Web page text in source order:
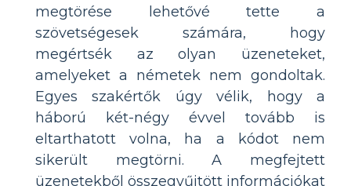
megtörése lehetővé tette a
szövetségesek számára, hogy
megértsék az olyan üzeneteket,
amelyeket a németek nem gondoltak.
Egyes szakértők úgy vélik, hogy a
háború két-négy évvel tovább is
eltarthatott volna, ha a kódot nem
sikerült megtörni. A megfejtett
üzenetekből összegyűjtött információkat